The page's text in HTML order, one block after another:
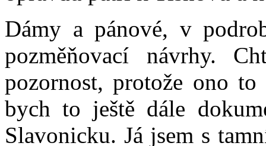
Dámy a pánové, v
pozměňovací návrhy.
pozornost, protože ono
bych to ještě dále
Slavonicku. Já jsem s